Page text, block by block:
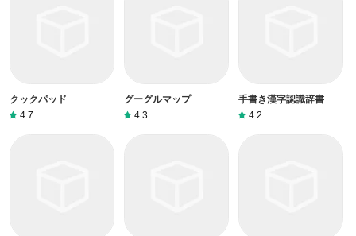
クックパッド
4.7
グーグルマップ
4.3
手書き漢字認識辞書
4.2